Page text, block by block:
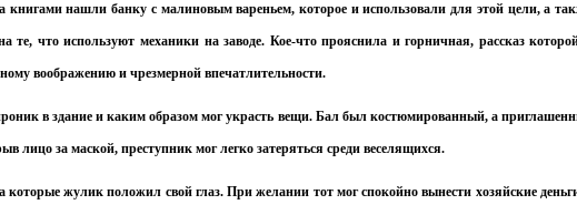
книгами нашли банку с малиновым вареньем, которое и использовали для этой цели, а
что используют механики на заводе. Кое-что прояснила и горничная, рассказ
воображению и чрезмерной впечатлительности.
в здание и каким образом мог украсть вещи. Бал был костюмированный, а
лицо за маской, преступник мог легко затеряться среди веселящихся.
жулик положил свой глаз. При желании тот мог спокойно вынести хозяйские